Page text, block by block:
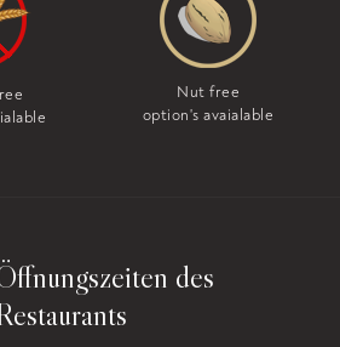
Nut free
option's avaialable
des